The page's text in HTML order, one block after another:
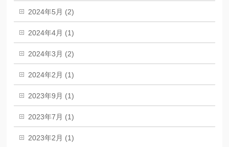
2024年5月 (2)
2024年4月 (1)
2024年3月 (2)
2024年2月 (1)
2023年9月 (1)
2023年7月 (1)
2023年2月 (1)